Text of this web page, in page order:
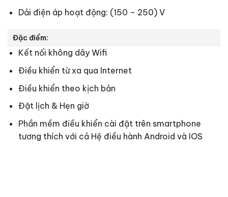
Dải điện áp hoạt động: (150 – 250) V
Đặc điểm:
Kết nối không dây Wifi
Điều khiển từ xa qua Internet
Điều khiển theo kịch bản
Đặt lịch & Hẹn giờ
Phần mềm điều khiển cài đặt trên smartphone
tương thích với cả Hệ điều hành Android và IOS